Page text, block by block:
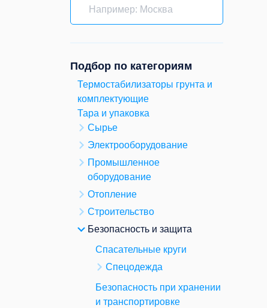
Подбор по категориям
Термостабилизаторы грунта и
комплектующие
Тара и упаковка
Сырье
Электрооборудование
Промышленное
оборудование
Отопление
Строительство
Безопасность и защита
Спасательные круги
Спецодежда
Безопасность при хранении
и транспортировке